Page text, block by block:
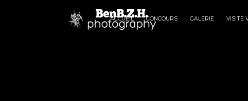
ACCUEIL CONCOURS GALERIE VISITE